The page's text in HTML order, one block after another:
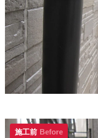
施工前 Before